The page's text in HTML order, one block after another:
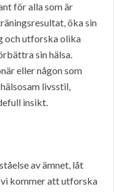
för alla som är
öka sin
och utforska olika
sin hälsa.
eller någon som
livsstil,
insikt.
av ämnet, låt
vi kommer att utforska